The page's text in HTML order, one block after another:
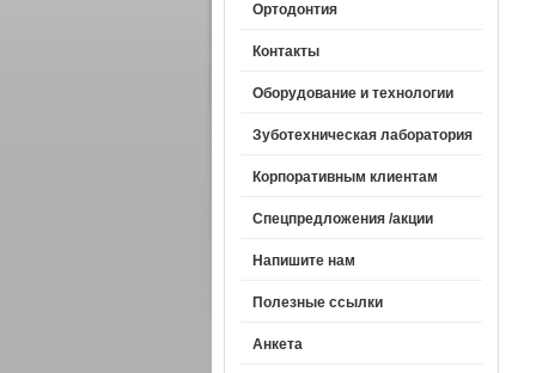
Ортодонтия
Контакты
Оборудование и технологии
Зуботехническая лаборатория
Корпоративным клиентам
Спецпредложения /акции
Напишите нам
Полезные ссылки
Анкета